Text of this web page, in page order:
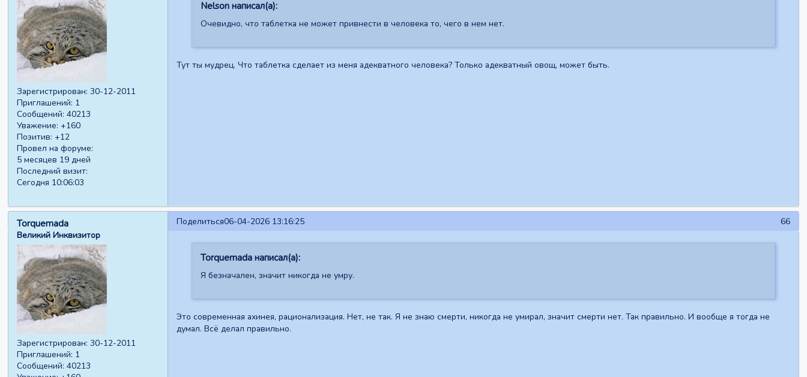
Зарегистрирован: 30-12-2011
Приглашений: 1
Сообщений: 40213
Уважение: +160
Позитив: +12
Провел на форуме:
5 месяцев 19 дней
Последний визит:
Сегодня 10:06:03
Nelson написал(а):
Очевидно, что таблетка не может привнести в человека то, чего в нем нет.
Тут ты мудрец. Что таблетка сделает из меня адекватного человека? Только адекватный овощ, может быть.
Поделиться 66
06-04-2026 13:16:25
Torquemada
Великий Инквизитор
Зарегистрирован: 30-12-2011
Приглашений: 1
Сообщений: 40213
Torquemada написал(а):
Я безначален, значит никогда не умру.
Это современная ахинея, рационализация. Нет, не так. Я не знаю смерти, никогда не умирал, значит смерти нет. Так правильно. И вообще я тогда не
думал. Всё делал правильно.